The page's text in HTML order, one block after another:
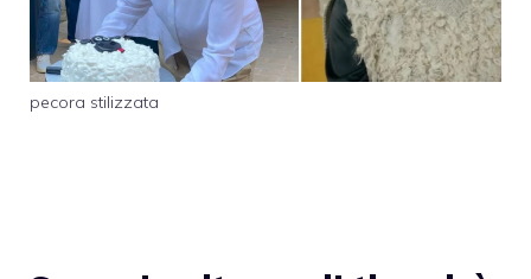
pecora stilizzata